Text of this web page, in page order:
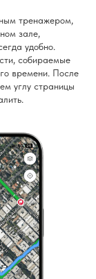
тренажером,
зале,
удобно.
собираемые
времени. После
углу страницы